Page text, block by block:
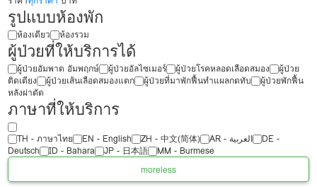
รูปแบบห้องพัก
ห้องเดียว ห้องรวม
ผู้ป่วยที่ให้บริการได้
ผู้ป่วยอัมพาต อัมพฤกษ์ ผู้ป่วยอัลไซเมอร์ ผู้ป่วยโรคหลอดเลือดสมอง
ผู้ป่วย
ติดเตียง
ผู้ป่วยเส้นเลือดสมองแตก ผู้ป่วยที่มาพักฟื้นทำแผลกดทับ
ผู้ป่วยพักฟื้น
หลังผ่าตัด
ภาษาที่ให้บริการ
TH - ‏ภาษาไทย EN - English ZH - 中文(简体) ‏AR - ‏العربية‏
DE -
Deutsch
ID - Bahara JP - 日本語
MM - Burmese
moreless